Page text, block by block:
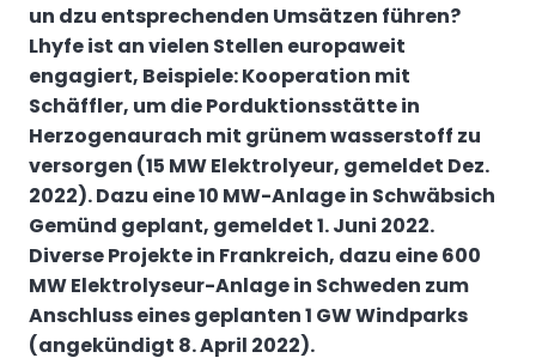
un dzu entsprechenden Umsätzen führen?
Lhyfe ist an vielen Stellen europaweit
engagiert, Beispiele: Kooperation mit
Schäffler, um die Porduktionsstätte in
Herzogenaurach mit grünem wasserstoff zu
versorgen (15 MW Elektrolyeur, gemeldet Dez.
2022). Dazu eine 10 MW-Anlage in Schwäbsich
Gemünd geplant, gemeldet 1. Juni 2022.
Diverse Projekte in Frankreich, dazu eine 600
MW Elektrolyseur-Anlage in Schweden zum
Anschluss eines geplanten 1 GW Windparks
(angekündigt 8. April 2022).